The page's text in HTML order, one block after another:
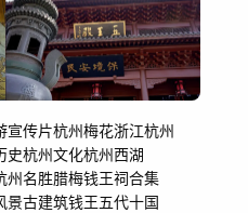
宣传片杭州梅花浙江杭州
史杭州文化杭州西湖
州名胜腊梅钱王祠合集
景古建筑钱王五代十国